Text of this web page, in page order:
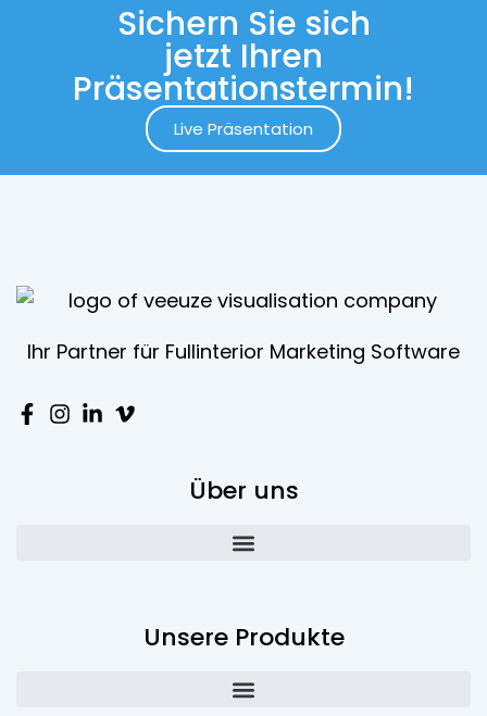
Sichern Sie sich
jetzt Ihren
Präsentationstermin!
Live Präsentation
Ihr Partner für Fullinterior Marketing Software
Über uns
Unsere Produkte